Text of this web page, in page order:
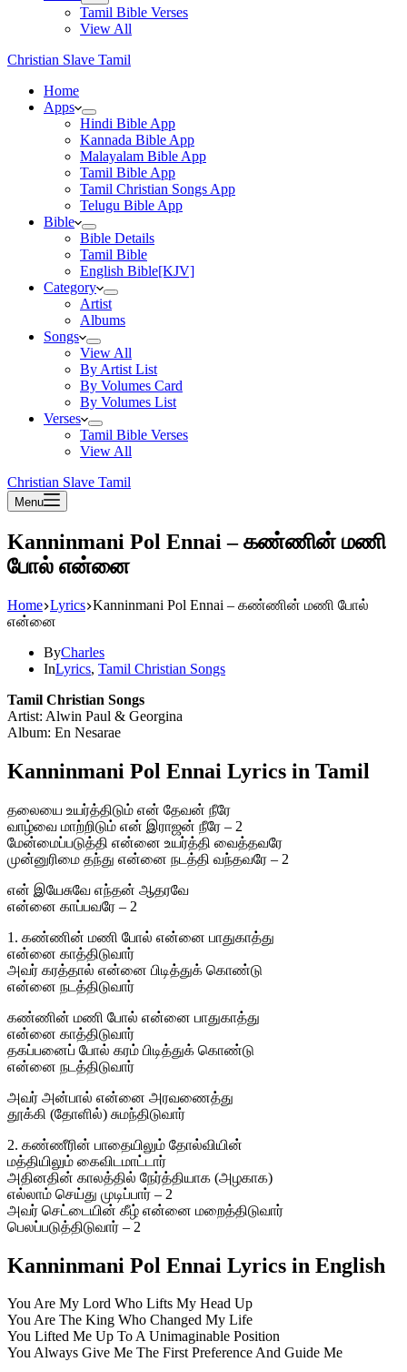
Tamil Bible Verses
View All
Christian Slave Tamil
Home
Apps
Hindi Bible App
Kannada Bible App
Malayalam Bible App
Tamil Bible App
Tamil Christian Songs App
Telugu Bible App
Bible
Bible Details
Tamil Bible
English Bible[KJV]
Category
Artist
Albums
Songs
View All
By Artist List
By Volumes Card
By Volumes List
Verses
Tamil Bible Verses
View All
Christian Slave Tamil
Menu
Kanninmani Pol Ennai – கண்ணின் மணி
போல் என்னை
Home Lyrics Kanninmani Pol Ennai – கண்ணின் மணி போல்
என்னை
ByCharles
InLyrics, Tamil Christian Songs
Tamil Christian Songs
Artist: Alwin Paul & Georgina
Album: En Nesarae
Kanninmani Pol Ennai Lyrics in Tamil
தலையை உயர்த்திடும் என் தேவன் நீரே
வாழ்வை மாற்றிடும் என் இராஜன் நீரே – 2
மேன்மைப்படுத்தி என்னை உயர்த்தி வைத்தவரே
முன்னுரிமை தந்து என்னை நடத்தி வந்தவரே – 2
என் இயேசுவே எந்தன் ஆதரவே
என்னை காப்பவரே – 2
1. கண்ணின் மணி போல் என்னை பாதுகாத்து
என்னை காத்திடுவார்
அவர் கரத்தால் என்னை பிடித்துக் கொண்டு
என்னை நடத்திடுவார்
கண்ணின் மணி போல் என்னை பாதுகாத்து
என்னை காத்திடுவார்
தகப்பனைப் போல் கரம் பிடித்துக் கொண்டு
என்னை நடத்திடுவார்
அவர் அன்பால் என்னை அரவணைத்து
தூக்கி (தோளில்) சுமந்திடுவார்
2. கண்ணீரின் பாதையிலும் தோல்வியின்
மத்தியிலும் கைவிடமாட்டார்
அதினதின் காலத்தில் நேர்த்தியாக (அழகாக)
எல்லாம் செய்து முடிப்பார் – 2
அவர் செட்டையின் கீழ் என்னை மறைத்திடுவார்
பெலப்படுத்திடுவார் – 2
Kanninmani Pol Ennai Lyrics in English
You Are My Lord Who Lifts My Head Up
You Are The King Who Changed My Life
You Lifted Me Up To A Unimaginable Position
You Always Give Me The First Preference And Guide Me